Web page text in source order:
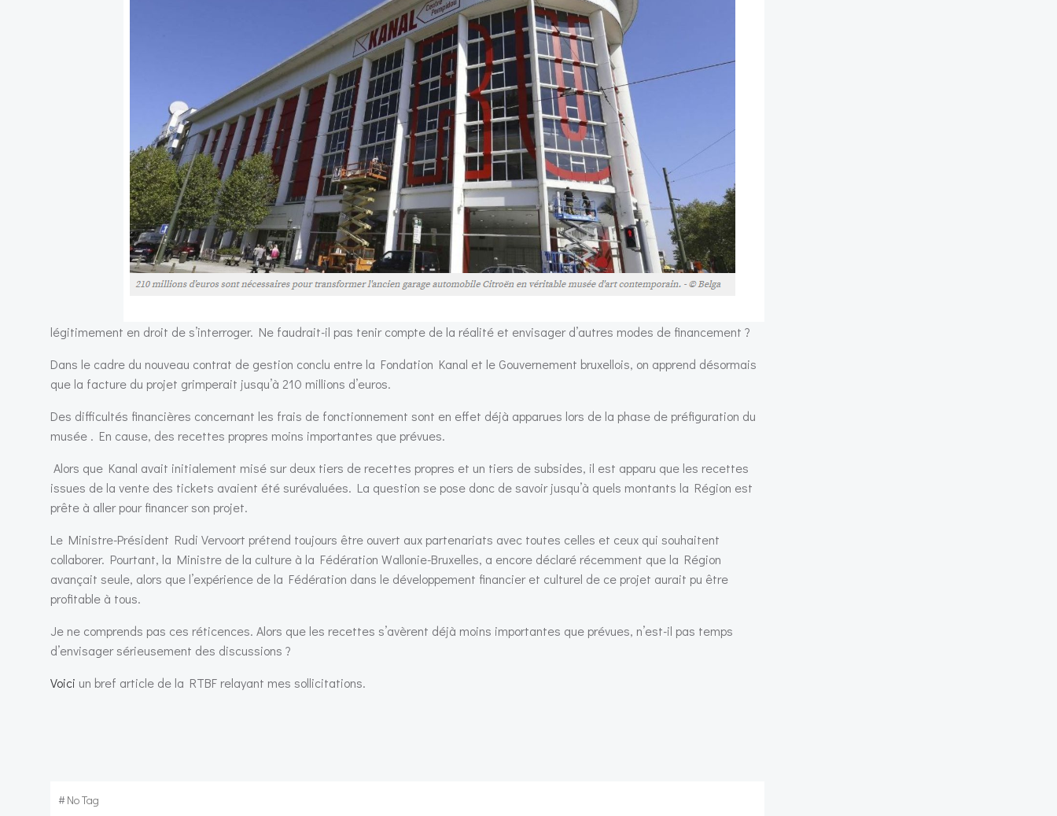
légitimement en droit de s’interroger. Ne faudrait-il pas tenir compte de la réalité et envisager d’autres modes de financement ?
Dans le cadre du nouveau contrat de gestion conclu entre la Fondation Kanal et le Gouvernement bruxellois, on apprend désormais
que la facture du projet grimperait jusqu’à 210 millions d’euros.
Des difficultés financières concernant les frais de fonctionnement sont en effet déjà apparues lors de la phase de préfiguration du
musée . En cause, des recettes propres moins importantes que prévues.
Alors que Kanal avait initialement misé sur deux tiers de recettes propres et un tiers de subsides, il est apparu que les recettes
issues de la vente des tickets avaient été surévaluées. La question se pose donc de savoir jusqu’à quels montants la Région est
prête à aller pour financer son projet.
Le Ministre-Président Rudi Vervoort prétend toujours être ouvert aux partenariats avec toutes celles et ceux qui souhaitent
collaborer. Pourtant, la Ministre de la culture à la Fédération Wallonie-Bruxelles, a encore déclaré récemment que la Région
avançait seule, alors que l’expérience de la Fédération dans le développement financier et culturel de ce projet aurait pu être
profitable à tous.
Je ne comprends pas ces réticences. Alors que les recettes s’avèrent déjà moins importantes que prévues, n’est-il pas temps
d’envisager sérieusement des discussions ?
Voici un bref article de la RTBF relayant mes sollicitations.
#No Tag